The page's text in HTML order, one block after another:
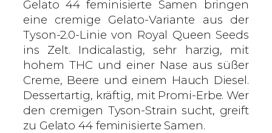
y
a
l
Q
u
e
e
n
Gelato 44 feminisierte Samen bringen
eine cremige Gelato-Variante aus der
Tyson-2.0-Linie von Royal Queen Seeds
ins Zelt. Indicalastig, sehr harzig, mit
hohem THC und einer Nase aus süßer
Creme, Beere und einem Hauch Diesel.
Dessertartig, kräftig, mit Promi-Erbe. Wer
den cremigen Tyson-Strain sucht, greift
zu Gelato 44 feminisierte Samen.